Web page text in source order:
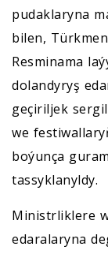
pudaklaryna
bilen,
Resminama
dolandyryş
geçiriljek
we
boýunça
tassyklanyldy.
Ministrliklere
edaralaryna